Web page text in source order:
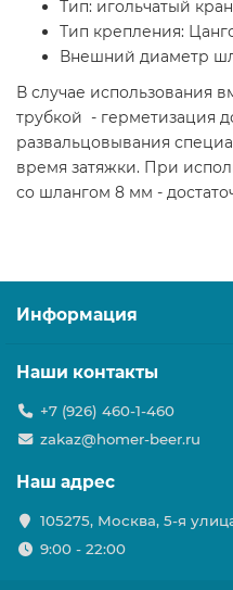
Тип: игольчатый
Тип крепления:
Внешний диаметр
В случае использования
трубкой - герметизация
развальцовывания
время затяжки. При
со шлангом 8 мм -
Информация
Наши контакты
+7 (926) 460-1-460
zakaz@homer-beer.ru
Наш адрес
105275, Москва, 5-я
9:00 - 22:00